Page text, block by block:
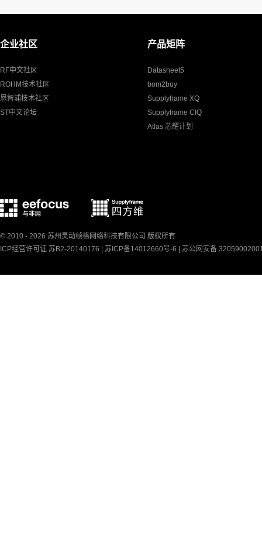
企业社区
RF中文社区
ROHM技术社区
恩智浦技术社区
ST中文论坛
产品矩阵
Datasheet5
bom2buy
Supplyframe XQ
Supplyframe CIQ
Atlas 芯耀计划
© 2010 - 2026 苏州灵动帧格网络科技有限公司 版权所有
ICP经营许可证 苏B2-20140176 | 苏ICP备14012660号-6 苏公网安备